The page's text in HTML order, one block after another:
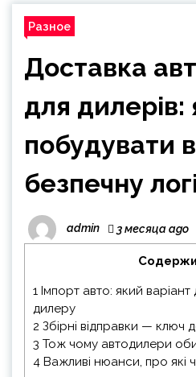
Разное
Доставка
для дилерів:
побудувати
безпечну
admin 3 месяца ago
1 Імпорт авто: який
дилеру
2 Збірні відправки — ключ
3 Тож чому автодилери
4 Важливі нюанси, про які